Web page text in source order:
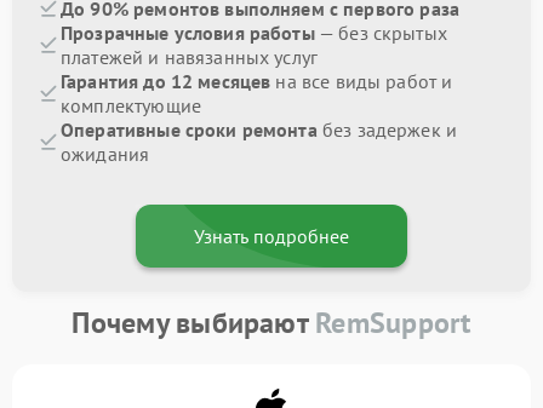
До 90% ремонтов выполняем с первого раза
Прозрачные условия работы— без скрытых
платежей и навязанных услуг
Гарантия до 12 месяцев на все виды работ и
комплектующие
Оперативные сроки ремонтабез задержек и
ожидания
Узнать подробнее
Почему выбираютRemSupport